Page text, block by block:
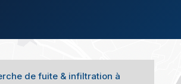
de fuite & infiltration à